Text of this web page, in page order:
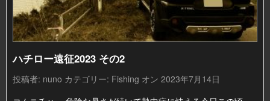
ハチロー遠征2023 その2
投稿者: nuno カテゴリー: Fishing オン 2023年7月14日